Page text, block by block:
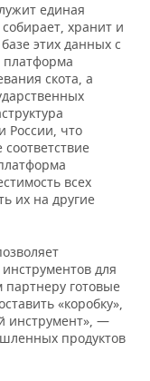
единая
хранит и
этих данных с
платформа
скота, а
России, что
всех
их на другие
для
готовые
«коробку»,
инструмент», —
продуктов